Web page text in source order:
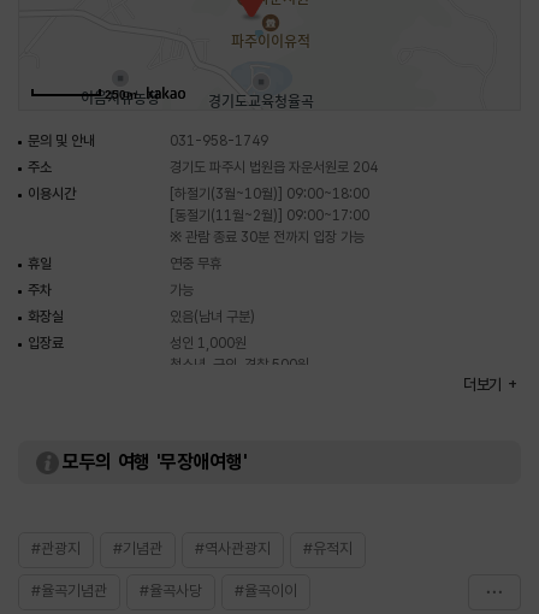
있고, 근처에 경기도 교육위원회에서 설립한 율곡 교육원이 있다.
사우에는 이이를 주벽으로 하여 좌우에 김장생과 박세채의 위패가 봉안되어
지정되었다. 자운서당 주변은 파주의 단풍을 가장 먼저 알리는 곳으로 단풍
유명하여 많은 관광객이 사진 명소로 즐겨 찾고 있다.
250m
문의 및 안내
031-958-1749
주소
경기도 파주시 법원읍 자운서원로 204
이용시간
[하절기(3월~10월)] 09:00~18:00
[동절기(11월~2월)] 09:00~17:00
※ 관람 종료 30분 전까지 입장 가능
휴일
연중 무휴
주차
가능
화장실
있음(남녀 구분)
입장료
성인 1,000원
청소년, 군인, 경찰 500원
더보기
모두의 여행 '무장애여행'
#관광지 #기념관 #역사관광지 #유적지
#율곡기념관 #율곡사당 #율곡이이